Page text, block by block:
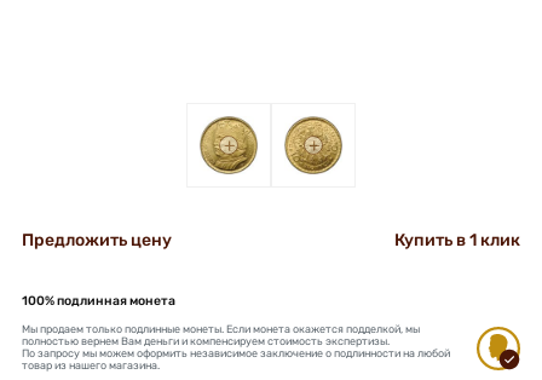
+ +
Предложить цену Купить в 1 клик
100% подлинная монета
Мы продаем только подлинные монеты. Если монета окажется подделкой, мы
полностью вернем Вам деньги и компенсируем стоимость экспертизы.
По запросу мы можем оформить независимое заключение о подлинности на любой
товар из нашего магазина.